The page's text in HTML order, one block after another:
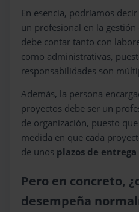
En esencia, podríamos
un profesional en la
debe contar tanto con
como administrativas,
responsabilidades son
Además, la persona
proyectos debe ser un
de organización, puesto
medida en que cada
de unos plazos de
Pero en concreto,
desempeña